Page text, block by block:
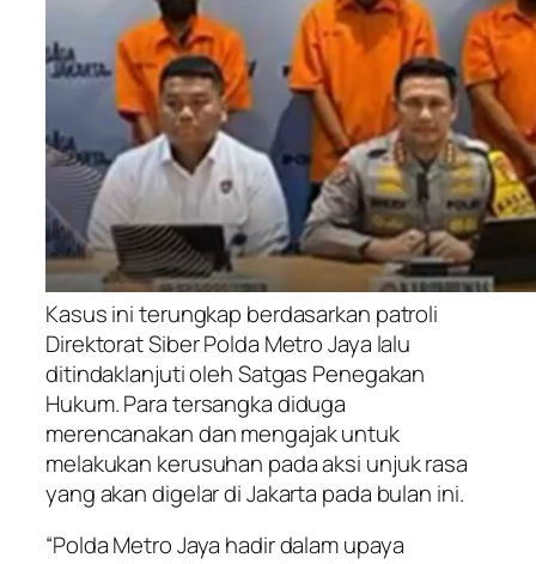
Kasus ini terungkap berdasarkan patroli
Direktorat Siber Polda Metro Jaya lalu
ditindaklanjuti oleh Satgas Penegakan
Hukum. Para tersangka diduga
merencanakan dan mengajak untuk
melakukan kerusuhan pada aksi unjuk rasa
yang akan digelar di Jakarta pada bulan ini.
“Polda Metro Jaya hadir dalam upaya